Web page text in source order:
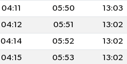
04:11 05:50 13:03
04:12 05:51 13:02
04:14 05:52 13:02
04:15 05:53 13:02